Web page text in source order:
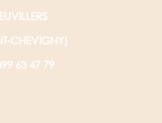
CHEVIGNY)
63 47 79